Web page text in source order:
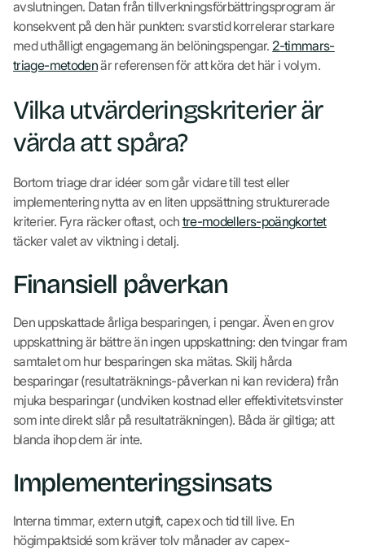
avslutningen. Datan från tillverkningsförbättringsprogram är
konsekvent på den här punkten: svarstid korrelerar starkare
med uthålligt engagemang än belöningspengar. 2-timmars-
triage-metodenär referensen för att köra det här i volym.
Vilka utvärderingskriterier är
värda att spåra?
Bortom triage drar idéer som går vidare till test eller
implementering nytta av en liten uppsättning strukturerade
kriterier. Fyra räcker oftast, och tre-modellers-poängkortet
täcker valet av viktning i detalj.
Finansiell påverkan
Den uppskattade årliga besparingen, i pengar. Även en grov
uppskattning är bättre än ingen uppskattning: den tvingar fram
samtalet om hur besparingen ska mätas. Skilj hårda
besparingar (resultaträknings-påverkan ni kan revidera) från
mjuka besparingar (undviken kostnad eller effektivitetsvinster
som inte direkt slår på resultaträkningen). Båda är giltiga; att
blanda ihop dem är inte.
Implementeringsinsats
Interna timmar, extern utgift, capex och tid till live. En
högimpaktsidé som kräver tolv månader av capex-